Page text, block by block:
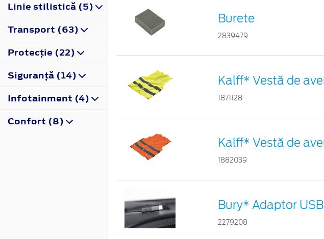
Linie stilistică (5)
Transport (63)
Protecţie (22)
Siguranţă (14)
Infotainment (4)
Confort (8)
Burete
2839479
Kalff* Vestă de
1871128
Kalff* Vestă de
1882039
Bury* Adaptor
2279208